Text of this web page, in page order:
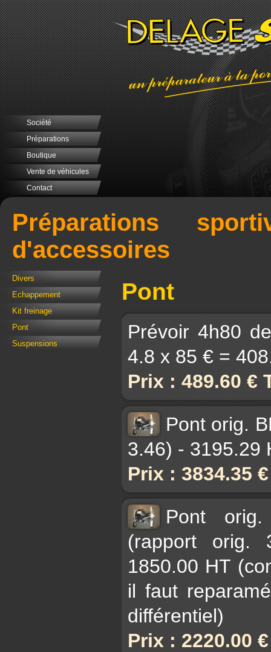
Société
Préparations
Boutique
Vente de véhicules
Contact
Préparations
d'accessoires
Divers
Echappement
Kit freinage
Pont
Suspensions
Pont
Prévoir 4h80
4.8 x 85 € =
Prix : 489.60 €
Pont orig.
3.46) - 3195.29
Prix : 3834.35
Pont orig.
(rapport orig.
1850.00 HT
il faut
différentiel)
Prix : 2220.00